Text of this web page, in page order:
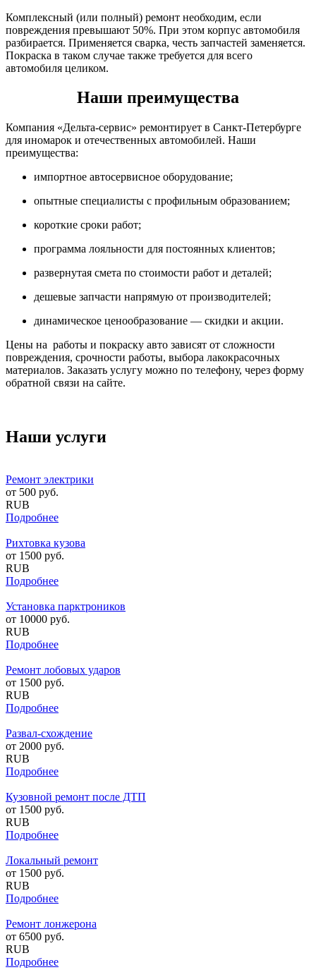
Комплексный (или полный) ремонт необходим, если
повреждения превышают 50%. При этом корпус автомобиля
разбирается. Применяется сварка, честь запчастей заменяется.
Покраска в таком случае также требуется для всего
автомобиля целиком.
Наши преимущества
Компания «Дельта-сервис» ремонтирует в Санкт-Петербурге
для иномарок и отечественных автомобилей. Наши
преимущества:
импортное автосервисное оборудование;
опытные специалисты с профильным образованием;
короткие сроки работ;
программа лояльности для постоянных клиентов;
развернутая смета по стоимости работ и деталей;
дешевые запчасти напрямую от производителей;
динамическое ценообразование — скидки и акции.
Цены на работы и покраску авто зависят от сложности
повреждения, срочности работы, выбора лакокрасочных
материалов. Заказать услугу можно по телефону, через форму
обратной связи на сайте.
Наши услуги
Ремонт электрики
от 500 руб.
RUB
Подробнее
Рихтовка кузова
от 1500 руб.
RUB
Подробнее
Установка парктроников
от 10000 руб.
RUB
Подробнее
Ремонт лобовых ударов
от 1500 руб.
RUB
Подробнее
Развал-схождение
от 2000 руб.
RUB
Подробнее
Кузовной ремонт после ДТП
от 1500 руб.
RUB
Подробнее
Локальный ремонт
от 1500 руб.
RUB
Подробнее
Ремонт лонжерона
от 6500 руб.
RUB
Подробнее